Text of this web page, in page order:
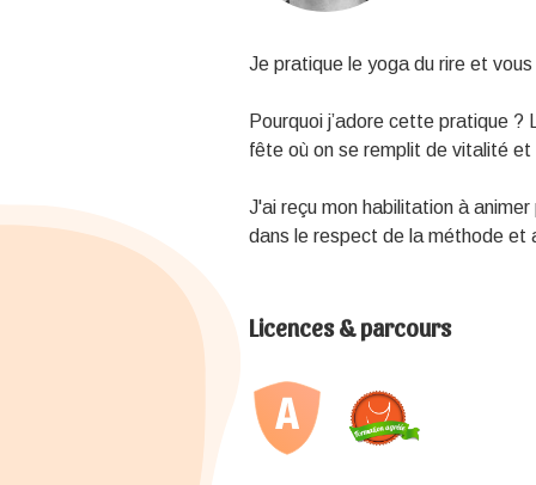
Je pratique le yoga du rire et
Pourquoi j’adore cette pratique
fête où on se remplit de vitalité et
J'ai reçu mon habilitation à
dans le respect de la méthode et
Licences & parcours